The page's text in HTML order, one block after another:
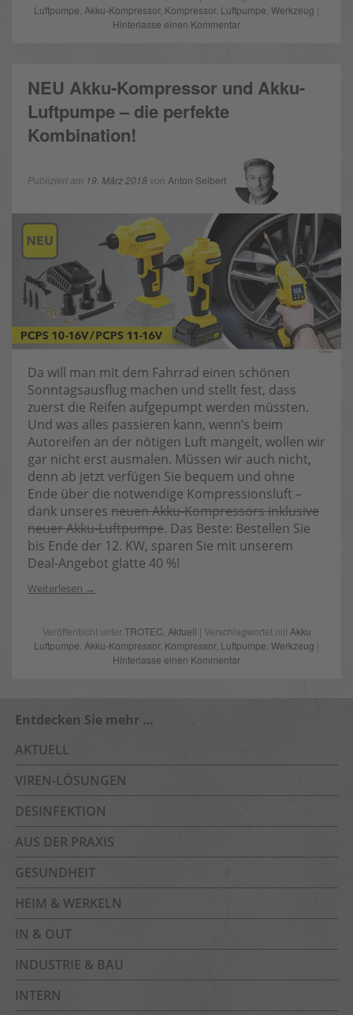
Luftpumpe Akku-Kompressor, Kompressor, Luftpumpe Werkzeug |
Hinterlasse einen Kommentar
NEU Akku-Kompressor und Akku-
Luftpumpe – die perfekte
Kombination!
Publiziert am 19. März 2018von Anton Seibert
Da will man mit dem Fahrrad einen schönen
Sonntagsausflug machen und stellt fest, dass
zuerst die Reifen aufgepumpt werden müssten.
Und was alles passieren kann, wenn’s beim
Autoreifen an der nötigen Luft mangelt, wollen wir
gar nicht erst ausmalen. Müssen wir auch nicht,
denn ab jetzt verfügen Sie bequem und ohne
Ende über die notwendige Kompressionsluft –
dank unseres neuen Akku-Kompressors inklusive
neuer Akku-Luftpumpe. Das Beste: Bestellen Sie
bis Ende der 12. KW, sparen Sie mit unserem
Deal-Angebot glatte 40 %!
Weiterlesen
Veröffentlicht unterTROTEC Aktuell | Verschlagwortet mit Akku
Luftpumpe Akku-Kompressor, Kompressor, Luftpumpe Werkzeug |
Hinterlasse einen Kommentar
Entdecken Sie mehr …
AKTUELL
VIREN-LÖSUNGEN
DESINFEKTION
AUS DER PRAXIS
GESUNDHEIT
HEIM & WERKELN
IN & OUT
INDUSTRIE & BAU
INTERN